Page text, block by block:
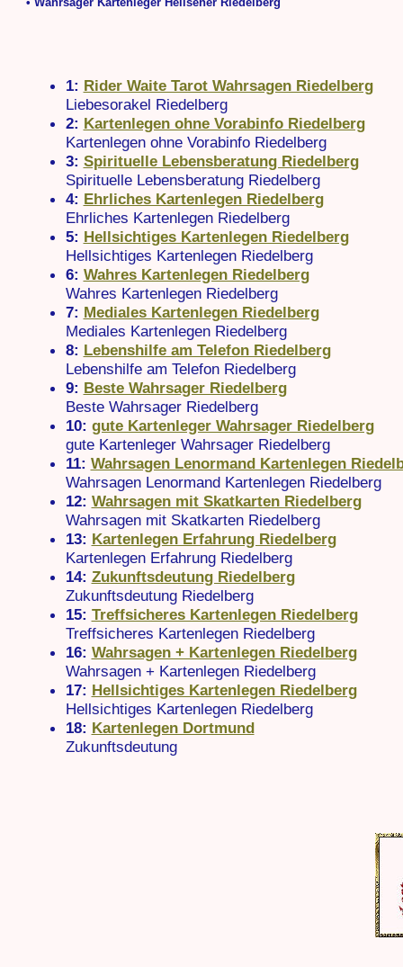
1: Rider Waite Tarot Wahrsagen Riedelberg
Liebesorakel Riedelberg
2: Kartenlegen ohne Vorabinfo Riedelberg
Kartenlegen ohne Vorabinfo Riedelberg
3: Spirituelle Lebensberatung Riedelberg
Spirituelle Lebensberatung Riedelberg
4: Ehrliches Kartenlegen Riedelberg
Ehrliches Kartenlegen Riedelberg
5: Hellsichtiges Kartenlegen Riedelberg
Hellsichtiges Kartenlegen Riedelberg
6: Wahres Kartenlegen Riedelberg
Wahres Kartenlegen Riedelberg
7: Mediales Kartenlegen Riedelberg
Mediales Kartenlegen Riedelberg
8: Lebenshilfe am Telefon Riedelberg
Lebenshilfe am Telefon Riedelberg
9: Beste Wahrsager Riedelberg
Beste Wahrsager Riedelberg
10: gute Kartenleger Wahrsager Riedelberg
gute Kartenleger Wahrsager Riedelberg
11: Wahrsagen Lenormand Kartenlegen
Wahrsagen Lenormand Kartenlegen Riedelberg
12: Wahrsagen mit Skatkarten Riedelberg
Wahrsagen mit Skatkarten Riedelberg
13: Kartenlegen Erfahrung Riedelberg
Kartenlegen Erfahrung Riedelberg
14: Zukunftsdeutung Riedelberg
Zukunftsdeutung Riedelberg
15: Treffsicheres Kartenlegen Riedelberg
Treffsicheres Kartenlegen Riedelberg
16: Wahrsagen + Kartenlegen Riedelberg
Wahrsagen + Kartenlegen Riedelberg
17: Hellsichtiges Kartenlegen Riedelberg
Hellsichtiges Kartenlegen Riedelberg
18: Kartenlegen Dortmund
Zukunftsdeutung